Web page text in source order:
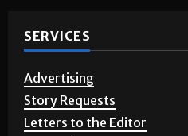
SERVICES
Advertising
Story Requests
Letters to the Editor